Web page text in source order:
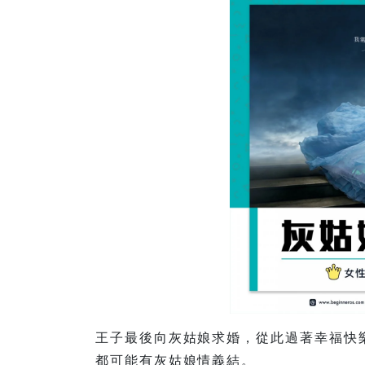
王子最後向灰姑娘求婚，從此過著幸福
都可能有灰姑娘情義結。